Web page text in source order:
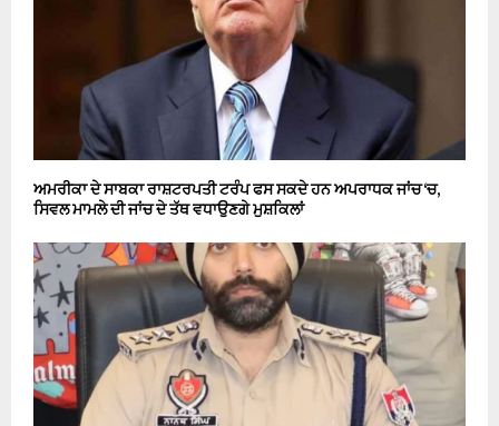
ਅਮਰੀਕਾ ਦੇ ਸਾਬਕਾ ਰਾਸ਼ਟਰਪਤੀ ਟਰੰਪ ਫਸ ਸਕਦੇ ਹਨ ਅਪਰਾਧਕ ਜਾਂਚ ‘ਚ,
ਸਿਵਲ ਮਾਮਲੇ ਦੀ ਜਾਂਚ ਦੇ ਤੱਥ ਵਧਾਉਣਗੇ ਮੁਸ਼ਕਿਲਾਂ